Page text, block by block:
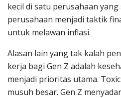
kecil di satu perusahaan
perusahaan menjadi taktik
untuk melawan inflasi.
Alasan lain yang tak kalah
kerja bagi Gen Z adalah
menjadi prioritas utama.
musuh besar. Gen Z